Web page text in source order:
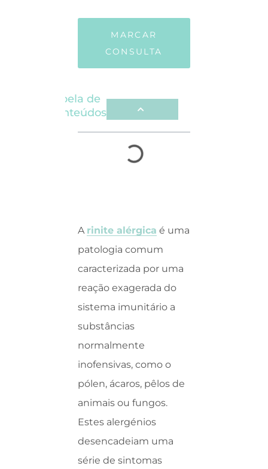
MARCAR
CONSULTA
Tabela de
Conteúdos
A rinite alérgica é uma
patologia comum
caracterizada por uma
reação exagerada do
sistema imunitário a
substâncias
normalmente
inofensivas, como o
pólen, ácaros, pêlos de
animais ou fungos.
Estes alergénios
desencadeiam uma
série de sintomas